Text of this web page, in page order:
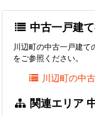
中古一戸建
川辺町の中古一戸建
をご参照ください。
川辺町の中
関連エリア